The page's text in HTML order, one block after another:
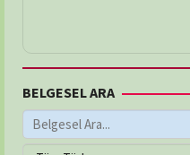
BELGESEL ARA